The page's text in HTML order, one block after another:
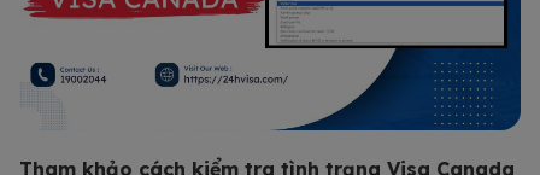
Tham khảo cách kiểm tra tình trạng Visa Canada